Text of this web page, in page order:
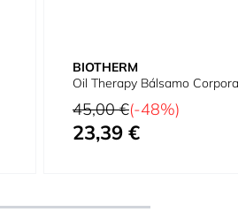
BIOTHERM
Oil Therapy Bálsamo
Precio habitual
45,00 €(-48%)
Precio especial
23,39 €